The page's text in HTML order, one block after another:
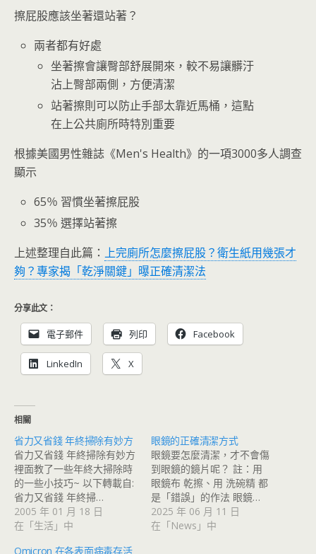
擦屁股應該坐著還站著？
兩者都有好處
坐著擦會讓臀部舒展開來，較不易讓髒汙
沾上臀部兩側，方便清潔
站著擦則可以防止手部太靠近馬桶，這點
在上公共廁所時特別重要
根據美國男性雜誌《Men's Health》的一項3000多人調查
顯示
65％ 習慣坐著擦屁股
35％ 選擇站著擦
上述整理自此篇： 上完廁所怎麼擦屁股？衛生紙用幾張才
夠？專家揭「乾淨關鍵」曝正確清潔法
分享此文：
電子郵件 列印 Facebook
LinkedIn X
相關
省力又省錢 年終掃除有妙方
省力又省錢 年終掃除有妙方
裡面教了一些年終大掃除時
的一些小技巧~ 以下轉載自:
省力又省錢 年終掃…
2005 年 01 月 18 日
在「生活」中
眼鏡的正確清潔方式
眼鏡要怎麼清潔，才不會傷
到眼鏡的鏡片呢？ 註：用
眼鏡布 乾擦、用 洗碗精 都
是「錯誤」的作法 眼鏡…
2025 年 06 月 11 日
在「News」中
Omicron 在各表面病毒存活